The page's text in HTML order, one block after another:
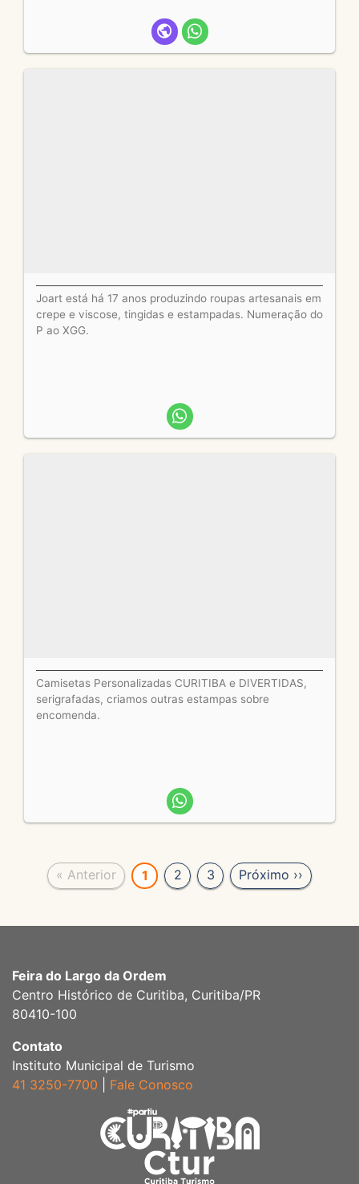
Joart está há 17 anos produzindo roupas artesanais em
crepe e viscose, tingidas e estampadas. Numeração do
P ao XGG.
Camisetas Personalizadas CURITIBA e DIVERTIDAS,
serigrafadas, criamos outras estampas sobre
encomenda.
« Anterior 1 2 3 Próximo ››
Feira do Largo da Ordem
Centro Histórico de Curitiba, Curitiba/PR
80410-100
Contato
Instituto Municipal de Turismo
41 3250-7700
Fale Conosco